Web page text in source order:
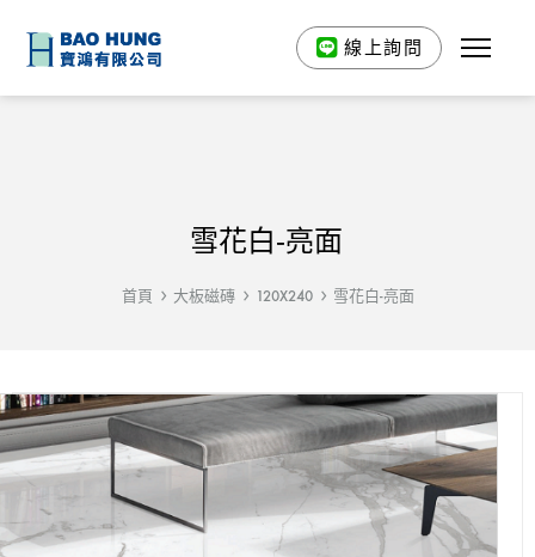
線上詢問
雪花白-亮面
首頁 大板磁磚 120X240 雪花白-亮面